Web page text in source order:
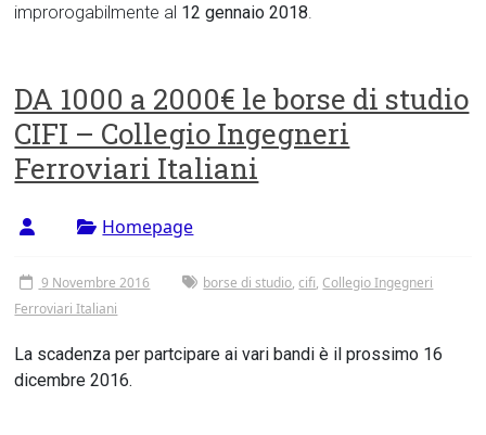
improrogabilmente al 12 gennaio 2018
DA 1000 a 2000€ le borse di studio
CIFI – Collegio Ingegneri
Ferroviari Italiani
Homepage
9 Novembre 2016 borse di studio,cifi, Collegio Ingegneri
Ferroviari Italiani
La scadenza per partcipare ai vari bandi è il prossimo 16
dicembre 2016.